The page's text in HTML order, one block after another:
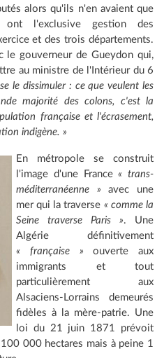
alors qu'ils n'en avaient que
l'exclusive gestion des
et des trois départements.
le gouverneur de Gueydon qui,
au ministre de l'Intérieur du 6
le dissimuler : ce que veulent les
majorité des colons, c'est la
française et l'écrasement,
indigène. »
En métropole se construit
l'image d'une France« trans-
méditerranéenne » avec une
mer qui la traverse « comme la
Seine traverse Paris ». Une
Algérie définitivement
« française » ouverte aux
immigrants et tout
particulièrement aux
Alsaciens-Lorrains demeurés
fidèles à la mère-patrie. Une
loi du 21 juin 1871 prévoit
000 hectares mais à peine 1